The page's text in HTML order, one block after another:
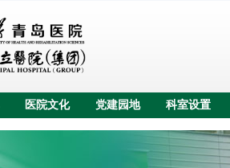
医院文化 党建园地 科室设置